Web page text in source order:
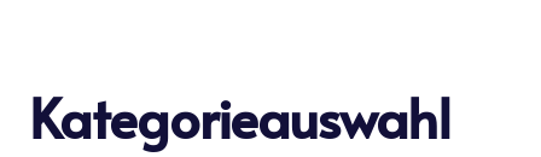
Kategorieauswahl